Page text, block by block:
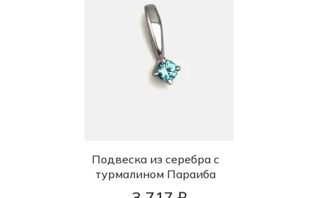
Подвеска из серебра с
турмалином Параиба